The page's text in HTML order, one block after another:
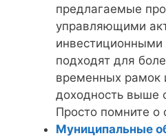
предлагаемые
управляющими
подходят для
временных рамок
доходность выше
Просто помните о
Муниципальные